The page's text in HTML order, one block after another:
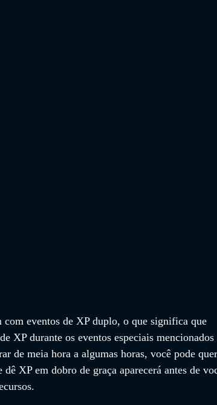
com eventos de XP duplo, o que significa que
XP durante os eventos especiais mencionados
de meia hora a algumas horas, você pode
XP em dobro de graça aparecerá antes de